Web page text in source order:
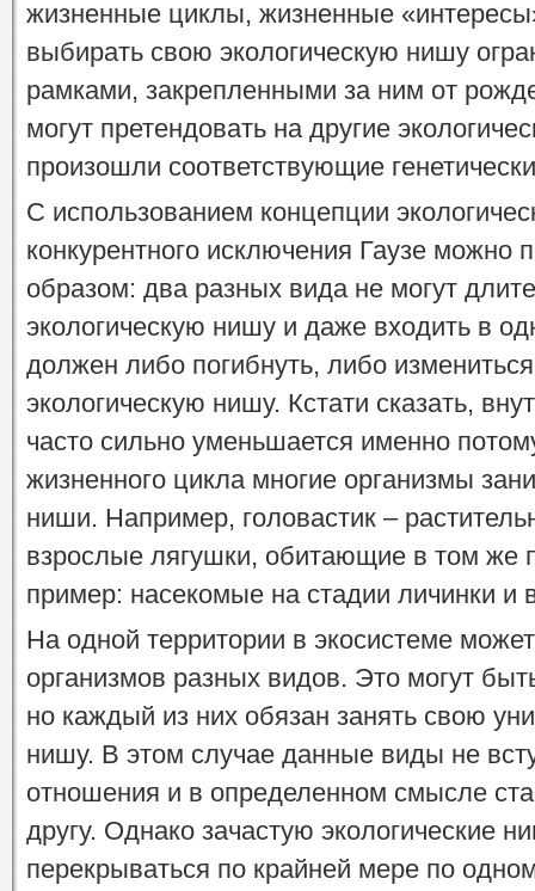
жизненные циклы, жизненные
выбирать свою экологическую нишу
рамками, закрепленными за ним от
могут претендовать на другие
произошли соответствующие
С использованием концепции
конкурентного исключения Гаузе
образом: два разных вида не могут
экологическую нишу и даже входить в
должен либо погибнуть, либо
экологическую нишу. Кстати сказать,
часто сильно уменьшается именно
жизненного цикла многие организмы
ниши. Например, головастик –
взрослые лягушки, обитающие в том же
пример: насекомые на стадии личинки и
На одной территории в экосистеме
организмов разных видов. Это могут
но каждый из них обязан занять свою
нишу. В этом случае данные виды не
отношения и в определенном смысле
другу. Однако зачастую экологические
перекрываться по крайней мере по